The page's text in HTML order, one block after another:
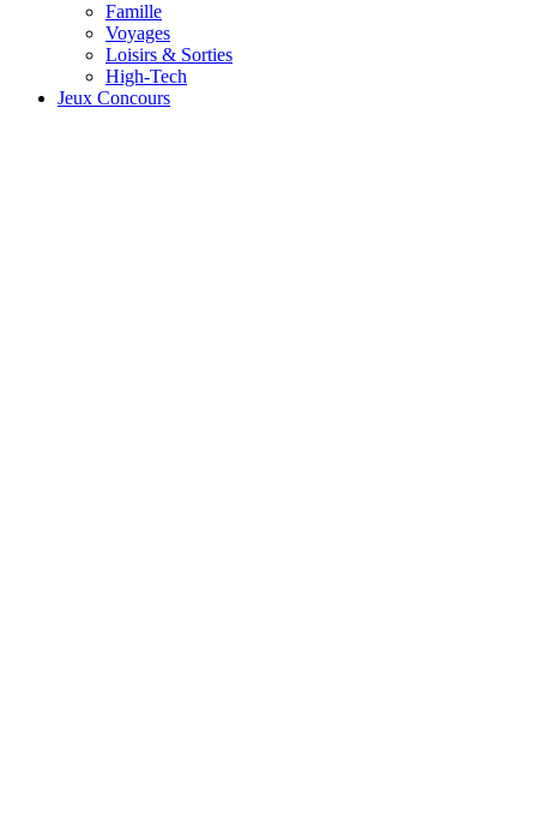
Famille
Voyages
Loisirs & Sorties
High-Tech
Jeux Concours